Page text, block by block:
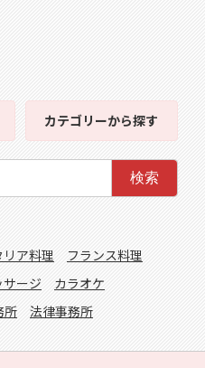
カテゴリーから探す
検索
リア料理
フランス料理
サージ
カラオケ
所 法律事務所